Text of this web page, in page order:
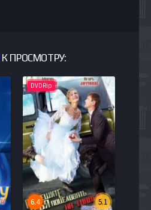
К ПРОСМОТРУ:
DVDRip
5.1
6.4